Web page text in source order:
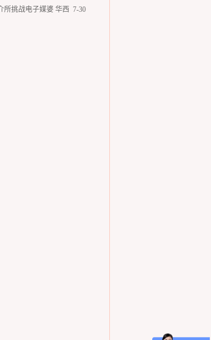
所挑战电子媒婆 华西 7-30